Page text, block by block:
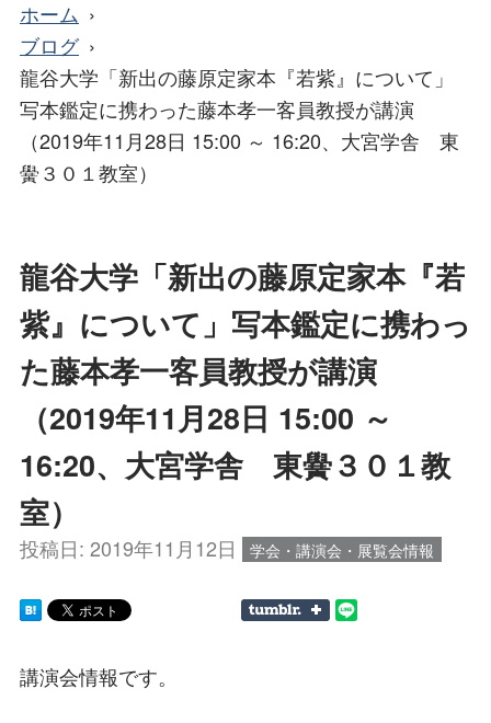
ホーム
ブログ
龍谷大学「新出の藤原定家本『若紫』について」
写本鑑定に携わった藤本孝一客員教授が講演
（2019年11月28日 15:00 ～ 16:20、大宮学舎 東
黌３０１教室）
龍谷大学「新出の藤原定家本『若
紫』について」写本鑑定に携わっ
た藤本孝一客員教授が講演
（2019年11月28日 15:00 ～
16:20、大宮学舎 東黌３０１教
室）
投稿日: 2019年11月12日 学会・講演会・展覧会情報
講演会情報です。